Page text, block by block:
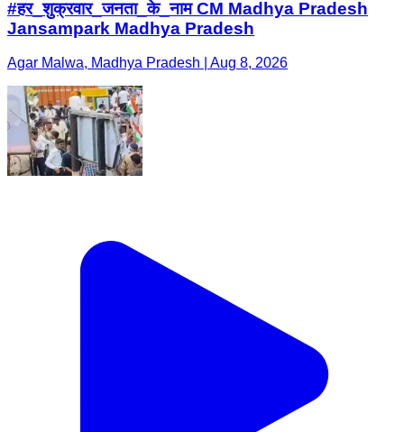
#हर_शुक्रवार_जनता_के_नाम CM Madhya Pradesh
Jansampark Madhya Pradesh
Agar Malwa, Madhya Pradesh | Aug 8, 2026